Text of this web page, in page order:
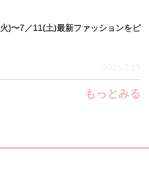
)〜7／11(土)最新ファッションをピ
2026.7.15
もっとみる